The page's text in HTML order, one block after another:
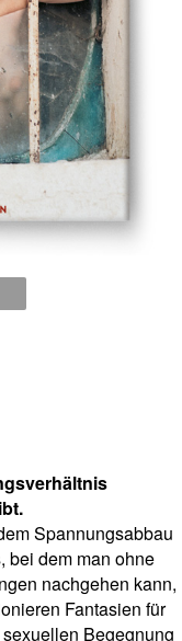
Spannungsabbau
bei dem man ohne
nachgehen kann,
Fantasien für
Begegnung